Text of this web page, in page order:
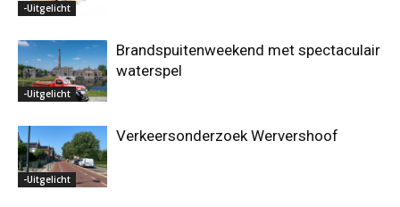
-Uitgelicht
-Uitgelicht
Brandspuitenweekend met spectaculair
waterspel
-Uitgelicht
Verkeersonderzoek Wervershoof